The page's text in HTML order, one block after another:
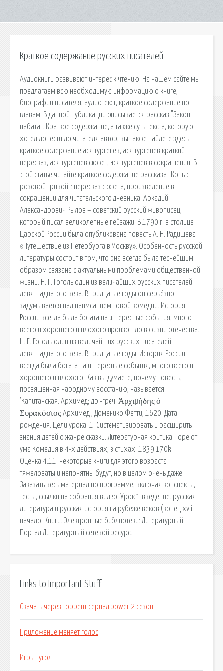
Краткое содержание русских писателей
Аудиокниги развивают интерес к чтению. На нашем сайте мы
предлагаем всю необходимую информацию о книге,
биографии писателя, аудиотекст, краткое содержание по
главам. В данной публикации описывается рассказ "Закон
набата". Краткое содержание, а также суть текста, которую
хотел донести до читателя автор, вы также найдете здесь.
краткое содержание ася тургенев, ася тургенев краткий
пересказ, ася тургенев сюжет, ася тургенев в сокращении. В
этой статье читайте краткое содержание рассказа "Конь с
розовой гривой": пересказ сюжета, произведение в
сокращении для читательского дневника. Аркадий
Александрович Рылов – советский русский живописец,
который писал великолепные пейзажи. В 1790 г. в столице
Царской России была опубликована повесть А. Н. Радищева
«Путешествие из Петербурга в Москву». Особенность русской
литературы состоит в том, что она всегда была теснейшим
образом связана с актуальными проблемами общественной
жизни. Н. Г. Гоголь один из величайших русских писателей
девятнадцатого века. В тридцатые годы он серьёзно
задумывается над напмсанием новой комедии. История
России всегда была богата на интересные события, много
всего и хорошего и плохого произошло в жизни отечества.
Н. Г. Гоголь один из величайших русских писателей
девятнадцатого века. В тридцатые годы. История России
всегда была богата на интересные события, много всего и
хорошего и плохого. Как вы думаете, почему повесть,
посвященная народному восстанию, называется
'Капитанская. Архимед; др.-греч. Ἀρχιμήδης ὁ
Συρακόσιος Архимед , Доменико Фетти, 1620: Дата
рождения. Цели урока: 1. Систематизировать и расширить
знания детей о жанре сказки. Литературная критика: Горе от
ума Комедия в 4-х действиях, в стихах. 1839 170k
Оценка:4.11. некоторые книги для этого возраста
тяжеловаты и непонятны будут, но в целом очень даже.
Заказать весь материал по программе, включая конспекты,
тесты, ссылки на собрания,видео. Урок 1 введение. русская
литература и русская история на рубеже веков (конец xviii –
начало. Книги. Электронные библиотеки: Литературный
Портал Литературный сетевой ресурс.
Links to Important Stuff
Скачать через торрент сериал power 2 сезон
Приложение меняет голос
Игры гугол